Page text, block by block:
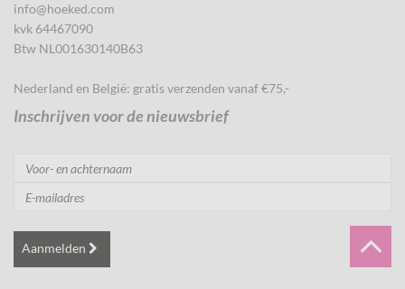
info@hoeked.com
kvk 64467090
Btw NL001630140B63
Nederland en België: gratis verzenden vanaf €75,-
Inschrijven voor de nieuwsbrief
Aanmelden